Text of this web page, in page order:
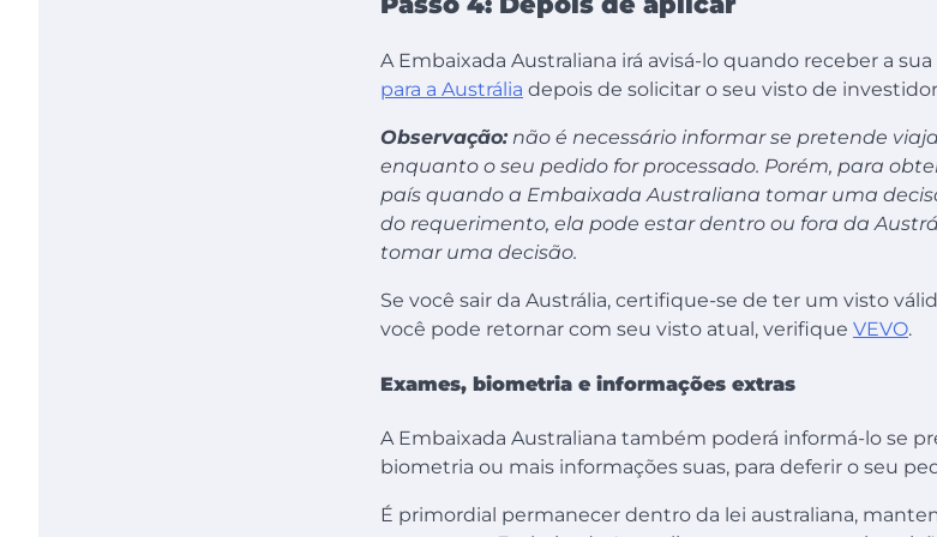
A Embaixada Australiana irá avisá-lo quando receber a
para a Austrália depois de solicitar o seu visto de
Observação:não é necessário informar se pretende
enquanto o seu pedido for processado. Porém, para
país quando a Embaixada Australiana tomar uma
do requerimento, ela pode estar dentro ou fora da
tomar uma decisão.
Se você sair da Austrália, certifique-se de ter um visto
você pode retornar com seu visto atual, verifique VEVO.
Exames, biometria e informações extras
A Embaixada Australiana também poderá informá-lo se
biometria ou mais informações suas, para deferir o seu
É primordial permanecer dentro da lei australiana,